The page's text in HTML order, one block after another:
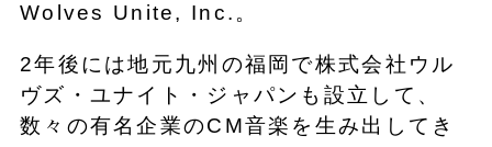
Wolves Unite, Inc.。
2年後には地元九州の福岡で株式会社ウル
ヴズ・ユナイト・ジャパンも設立して、
数々の有名企業のCM音楽を生み出してき